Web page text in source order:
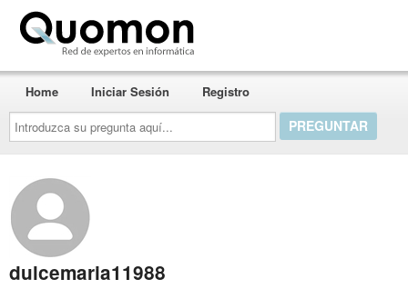
Introduzca
su
pregunta
aquí...
Home Iniciar Sesión Registro
dulcemaria11988